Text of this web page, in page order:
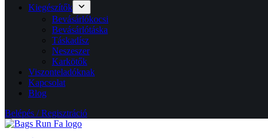
Kiegészítők
Bevásárlókocsi
Bevásárlótáska
Táskadísz
Neszeszer
Karkötők
Viszonteladóknak
Kapcsolat
Blog
Belépés / Regisztráció